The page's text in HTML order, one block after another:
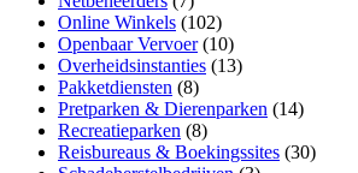
Online Winkels (102)
Openbaar Vervoer(10)
Overheidsinstanties (13)
Pakketdiensten (8)
Pretparken & Dierenparken (14)
Recreatieparken (8)
Reisbureaus & Boekingssites (30)